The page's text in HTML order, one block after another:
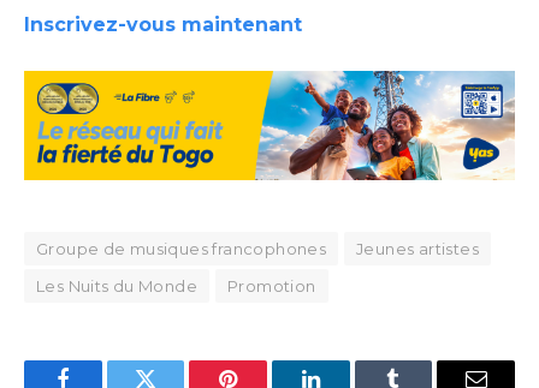
Inscrivez-vous maintenant
Groupe de musiques francophones
Jeunes artistes
Les Nuits du Monde
Promotion